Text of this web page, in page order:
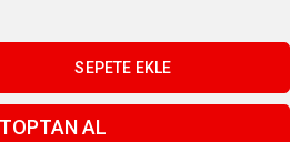
TOPTAN AL